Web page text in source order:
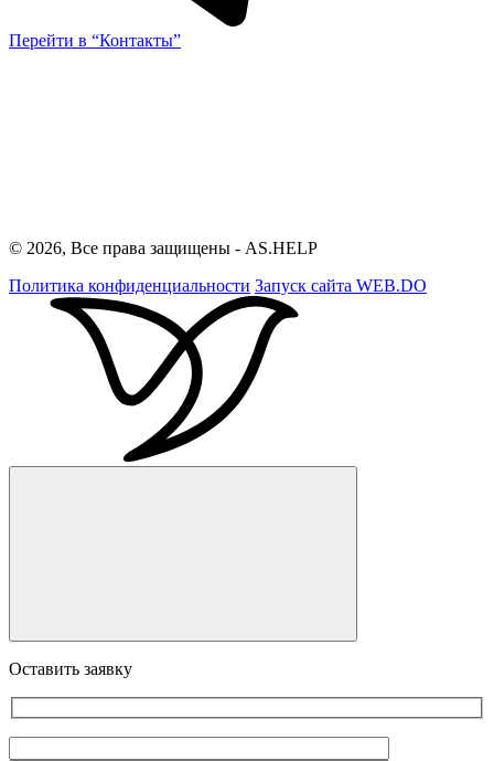
Перейти в “Контакты”
© 2026, Все права защищены - AS.HELP
Политика конфиденциальности Запуск сайта WEB.DO
Оставить заявку